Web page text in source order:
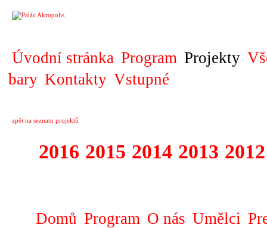
Úvodní stránka Program Projekty
bary Kontakty Vstupné
zpět na seznam projektů
2016 2015 2014 2013 2012
Domů Program O nás Umělci